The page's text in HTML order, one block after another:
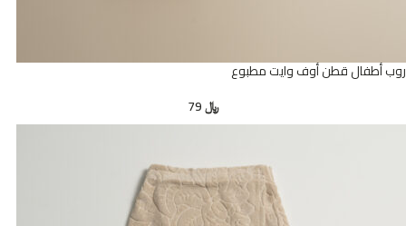
روب أطفال قطن أوف وايت مطبوع
﷼